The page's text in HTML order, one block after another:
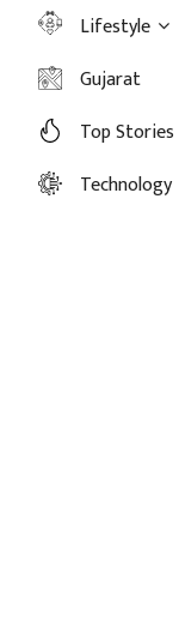
Lifestyle
Gujarat
Top Stories
Technology